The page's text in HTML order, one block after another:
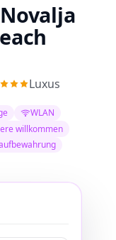
Luxus
WLAN
willkommen